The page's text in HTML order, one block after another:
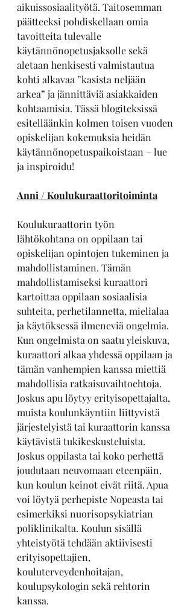
aikuissosiaalityötä. Taitosemman
päätteeksi pohdiskellaan omia
tavoitteita tulevalle
käytännönopetusjaksolle sekä
aletaan henkisesti valmistautua
kohti alkavaa ”kasista neljään
arkea” ja jännittäviä asiakkaiden
kohtaamisia. Tässä blogiteksissä
esitelläänkin kolmen toisen vuoden
opiskelijan kokemuksia heidän
käytännönopetuspaikoistaan – lue
ja inspiroidu!
Anni / Koulukuraattoritoiminta
Koulukuraattorin työn
lähtökohtana on oppilaan tai
opiskelijan opintojen tukeminen ja
mahdollistaminen. Tämän
mahdollistamiseksi kuraattori
kartoittaa oppilaan sosiaalisia
suhteita, perhetilannetta, mielialaa
ja käytöksessä ilmeneviä ongelmia.
Kun ongelmista on saatu yleiskuva,
kuraattori alkaa yhdessä oppilaan ja
tämän vanhempien kanssa miettiä
mahdollisia ratkaisuvaihtoehtoja.
Joskus apu löytyy erityisopettajalta,
muista koulunkäyntiin liittyvistä
järjestelyistä tai kuraattorin kanssa
käytävistä tukikeskusteluista.
Joskus oppilasta tai koko perhettä
joudutaan neuvomaan eteenpäin,
kun koulun keinot eivät riitä. Apua
voi löytyä perhepiste Nopeasta tai
esimerkiksi nuorisopsykiatrian
poliklinikalta. Koulun sisällä
yhteistyötä tehdään aktiivisesti
erityisopettajien,
kouluterveydenhoitajan,
koulupsykologin sekä rehtorin
kanssa.